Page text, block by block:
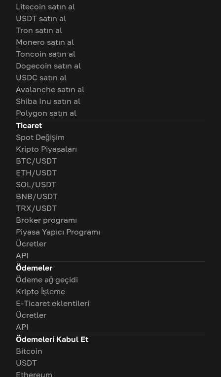
Litecoin satın al
USDT satın al
Tron satın al
Monero satın al
Toncoin satın al
Dogecoin satın al
USDC satın al
Avalanche satın al
Shiba Inu satın al
Polygon satın al
Ticaret
Spot Değişim
Kripto Piyasaları
BTC/USDT
ETH/USDT
SOL/USDT
BNB/USDT
TRX/USDT
Broker programı
Piyasa Yapıcı Programı
Ücretler
API
Ödemeler
Ödeme ağ geçidi
Kripto İşleme
E-Ticaret eklentileri
Ücretler
API
Ödemeleri Kabul Et
Bitcoin
USDT
Ethereum